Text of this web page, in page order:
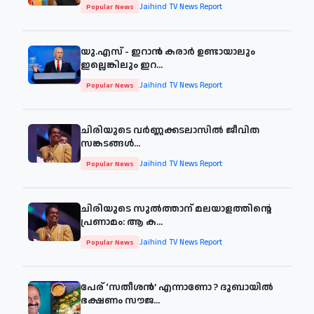
Popular News Jaihind TV News Report
യു.എസ് - ഇറാൻ കരാർ ഉണ്ടായാലും
ഇല്ലെങ്കിലും ഇറ...
Popular News Jaihind TV News Report
ചിരിയുടെ വര്‍ണ്ണക്കടലാസില്‍ ജീവിത
സങ്കടങ്ങള്‍...
Popular News Jaihind TV News Report
ചിരിയുടെ സുൽത്താന് മലയാളത്തിന്റെ
പ്രണാമം: ആ ക...
Popular News Jaihind TV News Report
പേര് ‘സതീശന്‍’ എന്നാണോ ? ദുബായില്‍
ഭക്ഷണം സൗജ...